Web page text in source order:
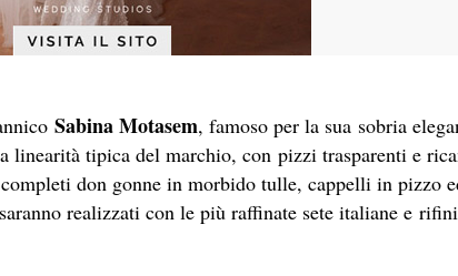
Sabina Motasem, famoso per la sua sobria
linearità tipica del marchio, con pizzi trasparenti e
don gonne in morbido tulle, cappelli in pizzo
realizzati con le più raffinate sete italiane e